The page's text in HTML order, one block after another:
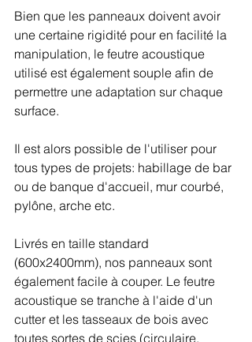
Bien que les panneaux doivent avoir
une certaine rigidité pour en facilité la
manipulation, le feutre acoustique
utilisé est également souple afin de
permettre une adaptation sur chaque
surface.
Il est alors possible de l'utiliser pour
tous types de projets: habillage de bar
ou de banque d'accueil, mur courbé,
pylône, arche etc.
Livrés en taille standard
(600x2400mm), nos panneaux sont
également facile à couper. Le feutre
acoustique se tranche à l'aide d'un
cutter et les tasseaux de bois avec
toutes sortes de scies (circulaire,